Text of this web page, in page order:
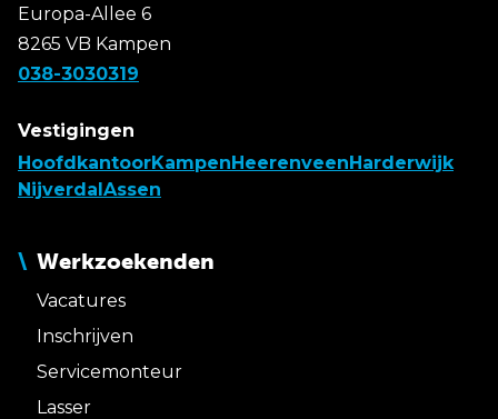
Europa-Allee 6
8265 VB Kampen
038-3030319
Vestigingen
HoofdkantoorKampen Heerenveen Harderwijk
Nijverdal Assen
Werkzoekenden
Vacatures
Inschrijven
Servicemonteur
Lasser